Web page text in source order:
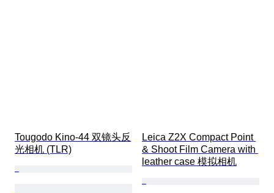
Tougodo Kino-44 双镜头反
光相机 (TLR)
Leica Z2X Compact Point
& Shoot Film Camera with
leather case 模拟相机